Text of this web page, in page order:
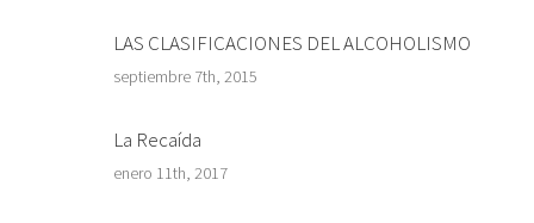
LAS CLASIFICACIONES DEL ALCOHOLISMO
septiembre 7th, 2015
La Recaída
enero 11th, 2017